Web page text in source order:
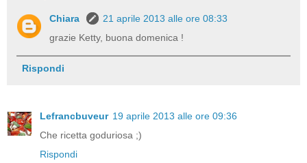
Chiara
21 aprile 2013 alle ore 08:33
grazie Ketty, buona domenica !
Rispondi
Lefrancbuveur 19 aprile 2013 alle ore 09:36
Che ricetta goduriosa ;)
Rispondi